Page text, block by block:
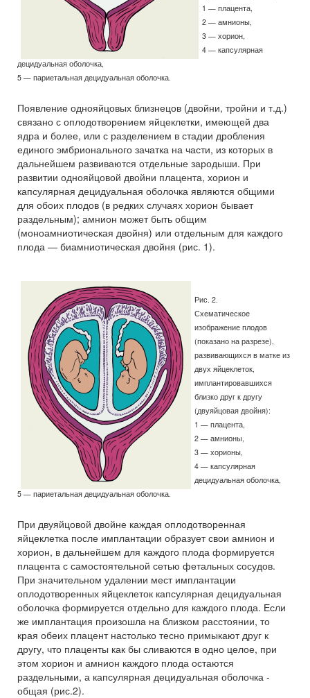
1 — плацента,
2 — амнионы,
3 — хорион,
4 — капсулярная
децидуальная оболочка,
5 — париетальная децидуальная оболочка.
Появление однояйцовых близнецов (двойни, тройни и т.д.)
связано с оплодотворением яйцеклетки, имеющей два
ядра и более, или с разделением в стадии дробления
единого эмбрионального зачатка на части, из которых в
дальнейшем развиваются отдельные зародыши. При
развитии однояйцовой двойни плацента, хорион и
капсулярная децидуальная оболочка являются общими
для обоих плодов (в редких случаях хорион бывает
раздельным); амнион может быть общим
(моноамниотическая двойня) или отдельным для каждого
плода — биамниотическая двойня (рис. 1).
Рис. 2.
Схематическое
изображение плодов
(показано на разрезе),
развивающихся в матке из
двух яйцеклеток,
имплантировавшихся
близко друг к другу
(двуяйцовая двойня):
1 — плацента,
2 — амнионы,
3 — хорионы,
4 — капсулярная
децидуальная оболочка,
5 — париетальная децидуальная оболочка.
При двуяйцовой двойне каждая оплодотворенная
яйцеклетка после имплантации образует свои амнион и
хорион, в дальнейшем для каждого плода формируется
плацента с самостоятельной сетью фетальных сосудов.
При значительном удалении мест имплантации
оплодотворенных яйцеклеток капсулярная децидуальная
оболочка формируется отдельно для каждого плода. Если
же имплантация произошла на близком расстоянии, то
края обеих плацент настолько тесно примыкают друг к
другу, что плаценты как бы сливаются в одно целое, при
этом хорион и амнион каждого плода остаются
раздельными, а капсулярная децидуальная оболочка -
общая (рис.2).